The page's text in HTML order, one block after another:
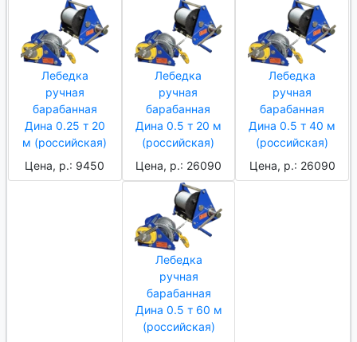
Лебедка
ручная
барабанная
Дина 0.25 т 20
м (российская)
Цена, р.: 9450
Лебедка
ручная
барабанная
Дина 0.5 т 20 м
(российская)
Цена, р.: 26090
Лебедка
ручная
барабанная
Дина 0.5 т 40 м
(российская)
Цена, р.: 26090
Лебедка
ручная
барабанная
Дина 0.5 т 60 м
(российская)